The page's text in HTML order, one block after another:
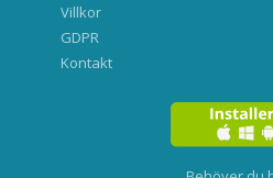
Villkor
GDPR
Kontakt